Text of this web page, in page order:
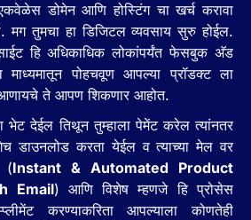
डोमेन आणि होस्टिंग चा खर्च करावा
तुमचा हा डिजिटल व्यवसाय सुरु होईल.
हि अधिकाधिक लोकांपर्यंत फेसबुक अ‍ॅड
पोहचवूण आपल्या प्रॉडक्ट ला
ते आपण शिकणार आहोत.
भेट देईल तिथून तुम्हाला पेमेंट करेल त्यांनतर
डाउनलोड करता येईल व त्याच्या मेल वर
(Instant & Automated Product
Email) आणि विशेष म्हणजे हि प्रोसेस
करण्याकरिता आपल्याला कोणतेही